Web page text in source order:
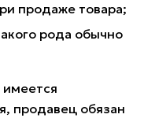
продаже товара;
рода обычно
продавец обязан